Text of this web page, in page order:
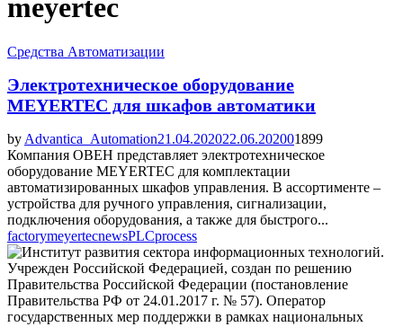
meyertec
Средства Автоматизации
Электротехническое оборудование
MEYERTEC для шкафов автоматики
by Advantica_Automation21.04.202022.06.202001899
Компания ОВЕН представляет электротехническое
оборудование MEYERTEC для комплектации
автоматизированных шкафов управления. В ассортименте –
устройства для ручного управления, сигнализации,
подключения оборудования, а также для быстрого...
factorymeyertecnewsPLCprocess